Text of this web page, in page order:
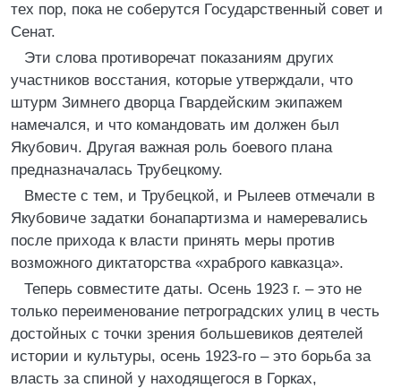
тех пор, пока не соберутся Государственный совет и
Сенат.
Эти слова противоречат показаниям других
участников восстания, которые утверждали, что
штурм Зимнего дворца Гвардейским экипажем
намечался, и что командовать им должен был
Якубович. Другая важная роль боевого плана
предназначалась Трубецкому.
Вместе с тем, и Трубецкой, и Рылеев отмечали в
Якубовиче задатки бонапартизма и намеревались
после прихода к власти принять меры против
возможного диктаторства «храброго кавказца».
Теперь совместите даты. Осень 1923 г. – это не
только переименование петроградских улиц в честь
достойных с точки зрения большевиков деятелей
истории и культуры, осень 1923-го – это борьба за
власть за спиной у находящегося в Горках,